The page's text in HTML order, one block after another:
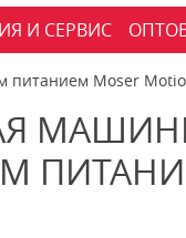
И СЕРВИС
Moser